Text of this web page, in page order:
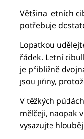
Většina letních
potřebuje
Lopatkou
řádek. Letní
je přibližně
jsou jiřiny,
V těžkých
mělčeji, naopak
vysazujte